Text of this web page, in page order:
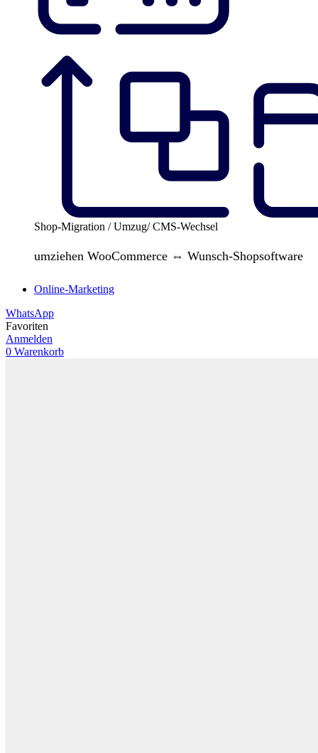
Shop-Migration / Umzug/ CMS-Wechsel
umziehen WooCommerce ⇔ Wunsch-Shopsoftware
Online-Marketing
WhatsApp
Favoriten
Anmelden
0 Warenkorb